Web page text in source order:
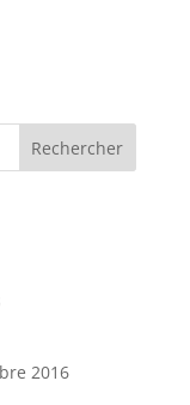
Rechercher
2016